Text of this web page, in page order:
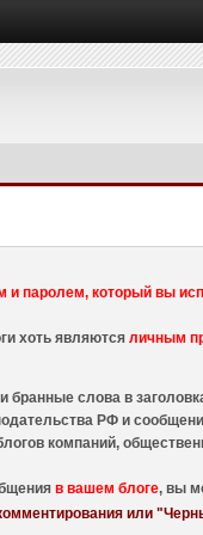
и паролем, который вы
хоть являютсяличным
слова в
РФ и
компаний,
в вашем блоге, вы
или